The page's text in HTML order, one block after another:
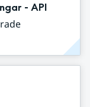
- API